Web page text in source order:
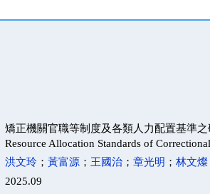
矯正機關官職等制度及各類人力配置基準之
Resource Allocation Standards of
洪文玲 ； 黃富源 ； 王國治 ； 章光明 ； 林文燦
2025.09